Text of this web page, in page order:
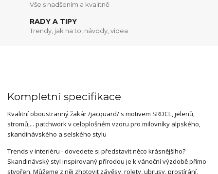
Vše s nadšením a kvalitně
RADY A TIPY
Trendy, jak na to, návody, videa
Kompletní specifikace
Kvalitní oboustranný žakár /jacquard/ s motivem SRDCE, jelenů,
stromů,... patchwork v celoplošném vzoru pro milovníky alpského,
skandinávského a selského stylu
Trends v interiéru - dovedete si představit něco krásnějšího?
Skandinávský styl inspirovaný přírodou je k vánoční výzdobě přímo
stvořen. Můžeme z něj zhotovit závěsy, rolety, ubrusy, prostírání,